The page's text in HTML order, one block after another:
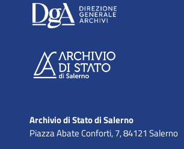
Archivio di Stato di Salerno
Piazza Abate Conforti, 7, 84121 Salerno